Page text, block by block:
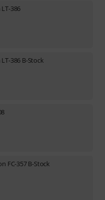
386
LT-386 B-Stock
FC-357 B-Stock